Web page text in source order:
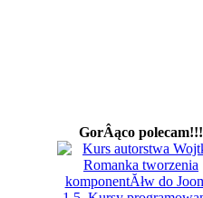
GorÂąco polecam!!!